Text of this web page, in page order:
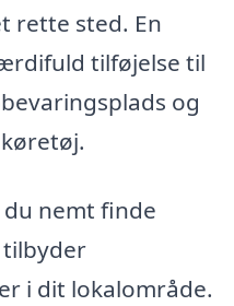
rette sted. En
tilføjelse til
og
nemt finde
i dit lokalområde.